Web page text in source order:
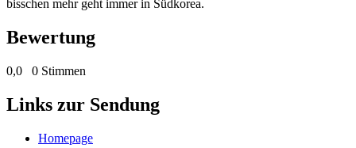
bisschen mehr geht immer in Südkorea.
Bewertung
0,0 0 Stimmen
Links zur Sendung
Homepage